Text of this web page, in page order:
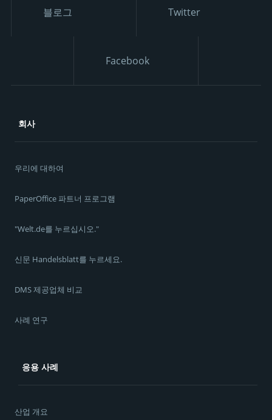
블로그 Twitter
Facebook
회사
우리에 대하여
PaperOffice 파트너 프로그램
"Welt.de를 누르십시오."
신문 Handelsblatt를 누르세요.
DMS 제공업체 비교
사례 연구
응용 사례
산업 개요